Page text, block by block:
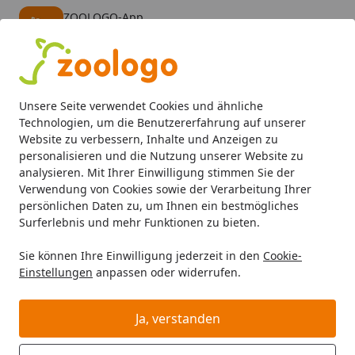
Unsere Seite verwendet Cookies und ähnliche
Technologien, um die Benutzererfahrung auf unserer
Website zu verbessern, Inhalte und Anzeigen zu
personalisieren und die Nutzung unserer Website zu
analysieren. Mit Ihrer Einwilligung stimmen Sie der
Verwendung von Cookies sowie der Verarbeitung Ihrer
persönlichen Daten zu, um Ihnen ein bestmögliches
Surferlebnis und mehr Funktionen zu bieten.
Sie können Ihre Einwilligung jederzeit in den Cookie-
Einstellungen anpassen oder widerrufen.
Ja, verstanden
ZOOLOGO-App
Alle Produkte
Mein Konto
Suchen
Startseite
Hund Hundefutter Trockenfutter bosch Maxi Junior
bosch Maxi Junior
Hundetrockenfutter